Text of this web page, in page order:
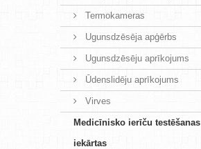
Termokameras
Ugunsdzēsēja apģērbs
Ugunsdzēsēju aprīkojums
Ūdenslidēju aprīkojums
Virves
Medicīnisko ierīču testēšanas
iekārtas